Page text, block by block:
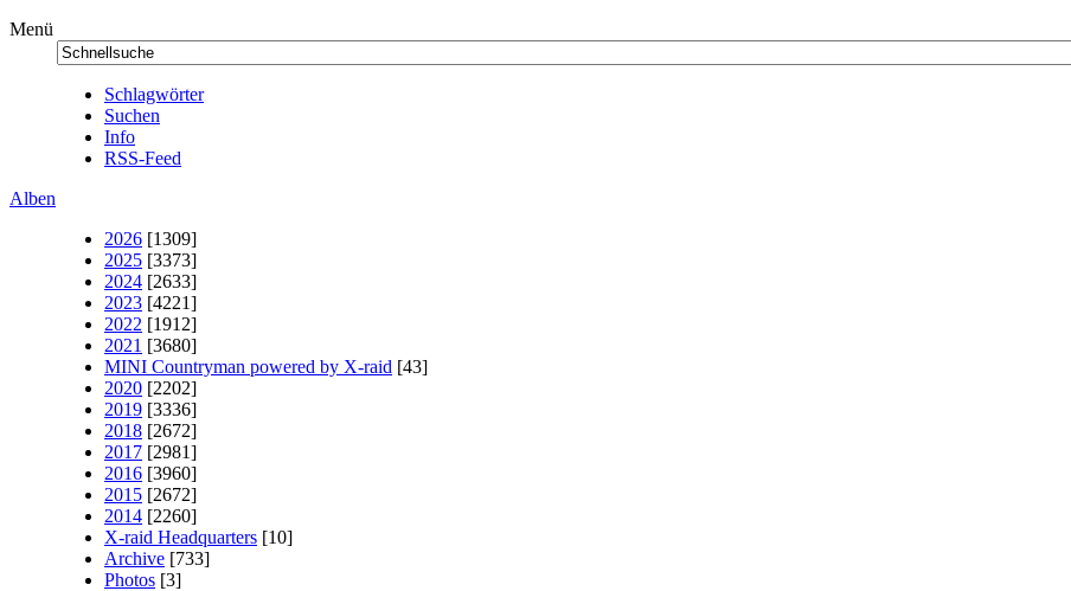
Menü
Schlagwörter
Suchen
Info
RSS-Feed
Alben
2026 [1309]
2025 [3373]
2024 [2633]
2023 [4221]
2022 [1912]
2021 [3680]
MINI Countryman powered by X-raid [43]
2020 [2202]
2019 [3336]
2018 [2672]
2017 [2981]
2016 [3960]
2015 [2672]
2014 [2260]
X-raid Headquarters [10]
Archive [733]
Photos [3]